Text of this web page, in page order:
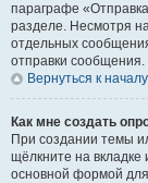
параграфе
разделе. Несмотря
отдельных
отправки сообщения.
Вернуться к началу
Как мне создать
При создании темы
щёлкните на
основной формой